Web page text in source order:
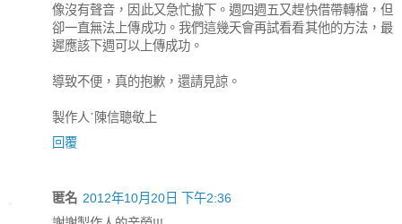
像沒有聲音，因此又急忙撤下。週四週五又趕快借帶轉檔，但
卻一直無法上傳成功。我們這幾天會再試看看其他的方法，最
遲應該下週可以上傳成功。
導致不便，真的抱歉，還請見諒。
製作人ˊ陳信聰敬上
回覆
匿名 2012年10月20日 下午2:36